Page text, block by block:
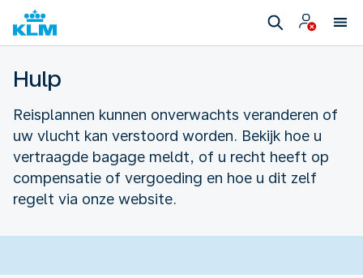
Hulp
Reisplannen kunnen onverwachts veranderen of
uw vlucht kan verstoord worden. Bekijk hoe u
vertraagde bagage meldt, of u recht heeft op
compensatie of vergoeding en hoe u dit zelf
regelt via onze website.